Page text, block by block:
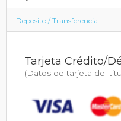
Deposito / Transferencia
Tarjeta Crédito/
(Datos de tarjeta del